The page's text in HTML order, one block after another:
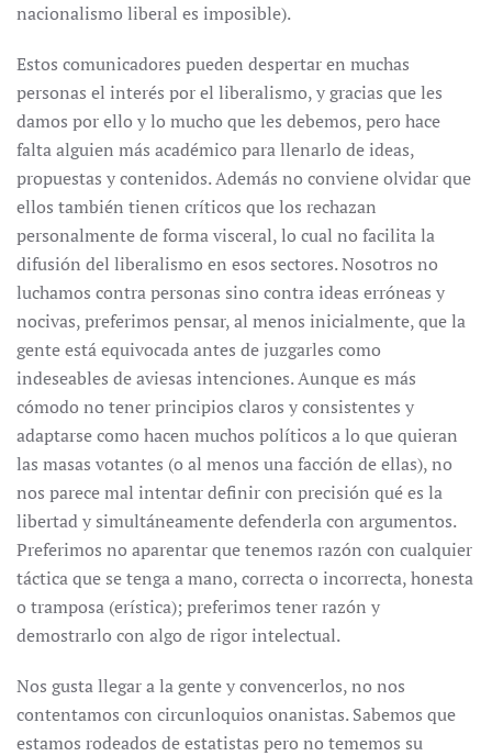
nacionalismo liberal es imposible).
Estos comunicadores pueden despertar en muchas
personas el interés por el liberalismo, y gracias que les
damos por ello y lo mucho que les debemos, pero hace
falta alguien más académico para llenarlo de ideas,
propuestas y contenidos. Además no conviene olvidar que
ellos también tienen críticos que los rechazan
personalmente de forma visceral, lo cual no facilita la
difusión del liberalismo en esos sectores. Nosotros no
luchamos contra personas sino contra ideas erróneas y
nocivas, preferimos pensar, al menos inicialmente, que la
gente está equivocada antes de juzgarles como
indeseables de aviesas intenciones. Aunque es más
cómodo no tener principios claros y consistentes y
adaptarse como hacen muchos políticos a lo que quieran
las masas votantes (o al menos una facción de ellas), no
nos parece mal intentar definir con precisión qué es la
libertad y simultáneamente defenderla con argumentos.
Preferimos no aparentar que tenemos razón con cualquier
táctica que se tenga a mano, correcta o incorrecta, honesta
o tramposa (erística); preferimos tener razón y
demostrarlo con algo de rigor intelectual.
Nos gusta llegar a la gente y convencerlos, no nos
contentamos con circunloquios onanistas. Sabemos que
estamos rodeados de estatistas pero no tememos su